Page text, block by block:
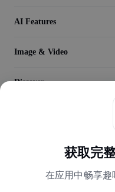
Add Subtitles To
Video Converter
AI Features
Image & Video
Discover
获取完
在应用中畅享趣